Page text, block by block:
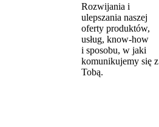
Rozwijania i
ulepszania naszej
oferty produktów,
usług, know-how
i sposobu, w jaki
komunikujemy się z
Tobą.